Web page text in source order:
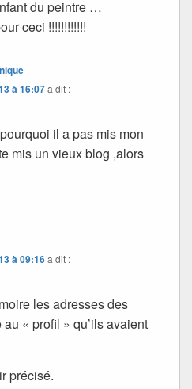
du peintre …
ceci !!!!!!!!!!!!
à 16:07a dit :
il a pas mis mon
mis un vieux blog ,alors
à 09:16a dit :
les adresses des
« profil » qu’ils avaient
précisé.